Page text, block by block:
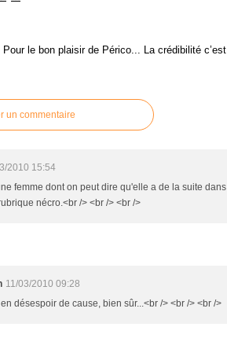
Pour le bon plaisir de Périco... La crédibilité
un commentaire
2010 15:54
femme dont on peut dire qu'elle a de la suite
nécro.<br /> <br /> <br />
11/03/2010 09:28
désespoir de cause, bien sûr...<br /> <br /> <br />